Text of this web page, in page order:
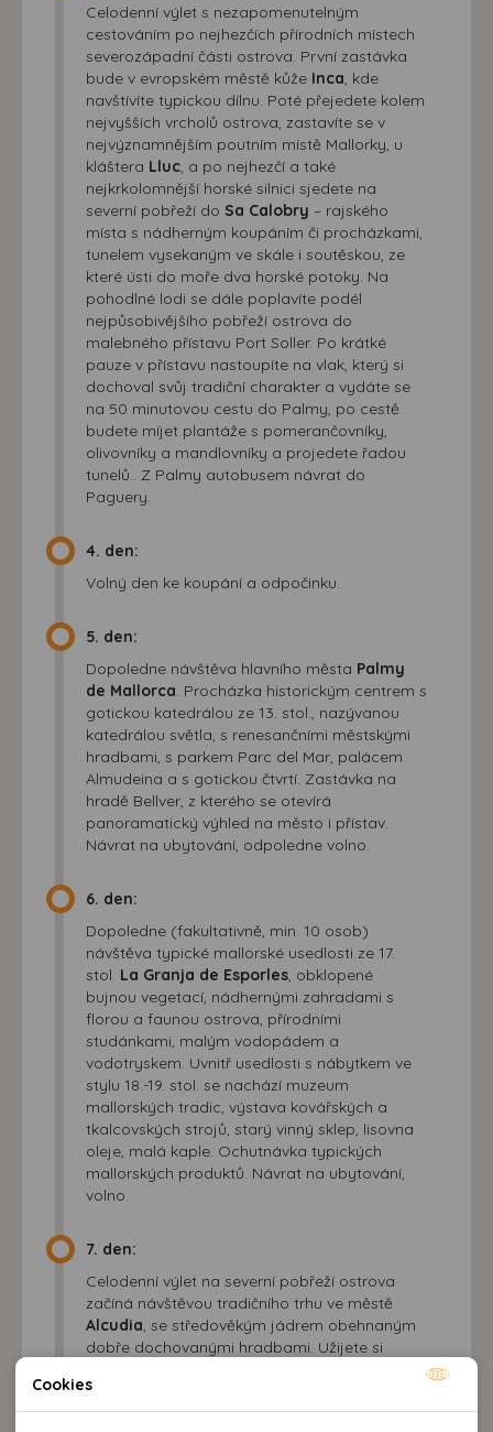
Celodenní výlet s nezapomenutelným
cestováním po nejhezčích přírodních místech
severozápadní části ostrova. První zastávka
bude v evropském městě kůže Inca , kde
navštívíte typickou dílnu. Poté přejedete kolem
nejvyšších vrcholů ostrova, zastavíte se v
nejvýznamnějším poutním místě Mallorky, u
kláštera Lluc , a po nejhezčí a také
nejkrkolomnější horské silnici sjedete na
severní pobřeží do Sa Calobry – rajského
místa s nádherným koupáním či procházkami,
tunelem vysekaným ve skále i soutěskou, ze
které ústi do moře dva horské potoky. Na
pohodlné lodi se dále poplavíte podél
nejpůsobivějšího pobřeží ostrova do
malebného přístavu Port Soller. Po krátké
pauze v přístavu nastoupíte na vlak, který si
dochoval svůj tradiční charakter a vydáte se
na 50 minutovou cestu do Palmy, po cestě
budete míjet plantáže s pomerančovníky,
olivovníky a mandlovníky a projedete řadou
tunelů.. Z Palmy autobusem návrat do
Paguery.
4. den:
Volný den ke koupání a odpočinku.
5. den:
Dopoledne návštěva hlavního města Palmy
de Mallorca . Procházka historickým centrem s
gotickou katedrálou ze 13. stol., nazývanou
katedrálou světla, s renesančními městskými
hradbami, s parkem Parc del Mar, palácem
Almudeina a s gotickou čtvrtí. Zastávka na
hradě Bellver, z kterého se otevírá
panoramatický výhled na město i přístav.
Návrat na ubytování, odpoledne volno.
6. den:
Dopoledne (fakultativně, min. 10 osob)
návštěva typické mallorské usedlosti ze 17.
stol. La Granja de Esporles , obklopené
bujnou vegetací, nádhernými zahradami s
florou a faunou ostrova, přírodními
studánkami, malým vodopádem a
vodotryskem. Uvnitř usedlosti s nábytkem ve
stylu 18.-19. stol. se nachází muzeum
mallorských tradic, výstava kovářských a
tkalcovských strojů, starý vinný sklep, lisovna
oleje, malá kaple. Ochutnávka typických
mallorských produktů. Návrat na ubytování,
volno.
7. den:
Celodenní výlet na severní pobřeží ostrova
začíná návštěvou tradičního trhu ve městě
Alcudia , se středověkým jádrem obehnaným
dobře dochovanými hradbami. Užijete si
řemeslných výrobků, vonícího čerstvého ovoce
a zeleniny. Pokračování přes Port Pollensa k
Cookies